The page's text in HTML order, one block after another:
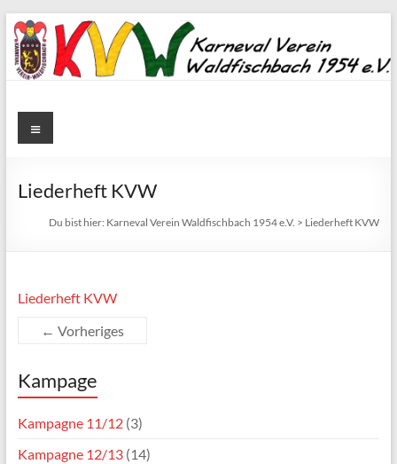
Zum
Inhalt
springen
Karneval
Waldfischbach
1954
Waldfischbach
e.V.
Menü
Liederheft KVW
Du bist hier: Karneval Verein Waldfischbach 1954 e.V. > Liederheft KVW
Liederheft KVW
← Vorheriges
Kampage
Kampagne 11/12(3)
Kampagne 12/13(14)